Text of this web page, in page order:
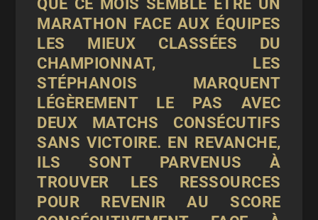
QUE CE MOIS SEMBLE ÊTRE UN
MARATHON FACE AUX ÉQUIPES
LES MIEUX CLASSÉES DU
CHAMPIONNAT, LES
STÉPHANOIS MARQUENT
LÉGÈREMENT LE PAS AVEC
DEUX MATCHS CONSÉCUTIFS
SANS VICTOIRE. EN REVANCHE,
ILS SONT PARVENUS À
TROUVER LES RESSOURCES
POUR REVENIR AU SCORE